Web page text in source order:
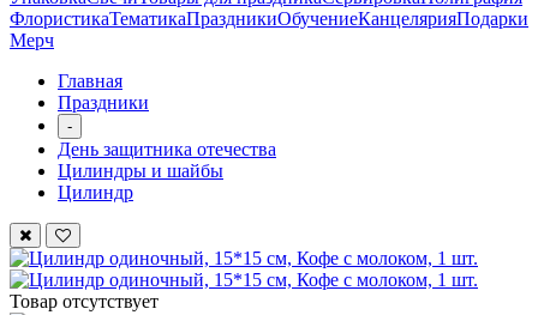
ФлористикаТематикаПраздникиОбучениеКанцелярияПодарки
Мерч
Главная
Праздники
-
День защитника отечества
Цилиндры и шайбы
Цилиндр
Товар отсутствует